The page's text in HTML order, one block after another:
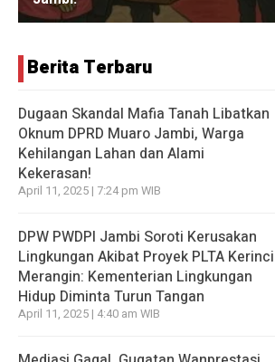
Berita Terbaru
Dugaan Skandal Mafia Tanah Libatkan
Oknum DPRD Muaro Jambi, Warga
Kehilangan Lahan dan Alami
Kekerasan!
April 11, 2025 | 7:24 pm WIB
DPW PWDPI Jambi Soroti Kerusakan
Lingkungan Akibat Proyek PLTA Kerinci
Merangin: Kementerian Lingkungan
Hidup Diminta Turun Tangan
April 11, 2025 | 4:40 am WIB